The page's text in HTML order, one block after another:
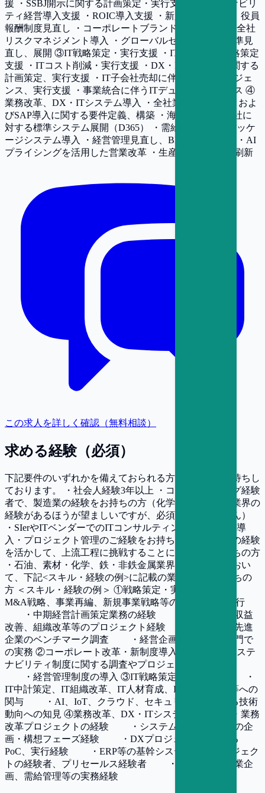
援 ・SSBJ開示に関する計画策定・実行支援 ・サステナビリ
ティ経営導入支援 ・ROIC導入支援 ・新人事制度導入、役員
報酬制度見直し ・コーポレートブランド見直し支援 ・全社
リスクマネジメント導入 ・グローバルセキュリティ基準見
直し、展開 ③IT戦略策定・実行支援 ・IT中計・DX戦略策定
支援 ・ITコスト削減・実行支援 ・DX・IT人材育成に関する
計画策定、実行支援 ・IT子会社売却に伴うデューデリジェ
ンス、実行支援 ・事業統合に伴うITデューデリジェンス ④
業務改革、DX・ITシステム導入 ・全社業務改革構想、およ
びSAP導入に関する要件定義、構築 ・海外グループ会社に
対する標準システム展開（D365） ・需給業務改革、パッケ
ージシステム導入 ・経営管理見直し、BIシステム導入 ・AI
プライシングを活用した営業改革 ・生産管理システム刷新
この求人を詳しく確認（無料相談）
求める経験（必須）
下記要件のいずれかを備えておられる方々の応募をお待ちし
ております。 ・社会人経験3年以上 ・コンサルティング経験
者で、製造業の経験をお持ちの方（化学・素材、石油業界の
経験があるほうが望ましいですが、必須ではありません）
・SIerやITベンダーでのITコンサルティング・システム導
入・プロジェクト管理のご経験をお持ちで、今後はその経験
を活かして、上流工程に挑戦することにご興味をお持ちの方
・石油、素材・化学、鉄・非鉄金属業界の事業会社におい
て、下記<スキル・経験の例>に記載の業務経験をお持ちの
方 ＜スキル・経験の例＞ ①戦略策定・実行支援 ・
M&A戦略、事業再編、新規事業戦略等の戦略策定・実行
・中期経営計画策定業務の経験 ・構造改革、収益
改善、組織改革等のプロジェクト経験 ・海外含む先進
企業のベンチマーク調査 ・経営企画や事業企画部門で
の実務 ②コーポレート改革・新制度導入支援 ・サステ
ナビリティ制度に関する調査やプロジェクトへの関与
・経営管理制度の導入 ③IT戦略策定・実行支援 ・
IT中計策定、IT組織改革、IT人材育成、ITコスト分析等への
関与 ・AI、IoT、クラウド、セキュリティに関する技術
動向への知見 ④業務改革、DX・ITシステム導入 ・業務
改革プロジェクトの経験 ・システムプロジェクトの企
画・構想フェーズ経験 ・DXプロジェクトに関する
PoC、実行経験 ・ERP等の基幹システム導入プロジェク
トの経験者、プリセールス経験者 ・事業企画、営業企
画、需給管理等の実務経験